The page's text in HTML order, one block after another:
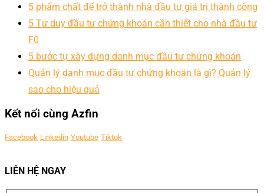
5 phẩm chất để trở thành nhà đầu tư giá trị thành công
5 Tư duy đầu tư chứng khoán cần thiết cho nhà đầu tư
F0
5 bước tự xây dựng danh mục đầu tư chứng khoán
Quản lý danh mục đầu tư chứng khoán là gì? Quản lý
sao cho hiệu quả
Kết nối cùng Azfin
Facebook Linkedin Youtube Tiktok
LIÊN HỆ NGAY